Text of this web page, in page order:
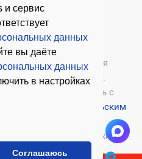
и сервис
данных
вы даёте
данных
в настройках
Соглашаюсь
— оборудование для
оборудование.
сайте, ознакомьтесь с
Пользовательским
с этого сайта возможно
согласия владельцев.